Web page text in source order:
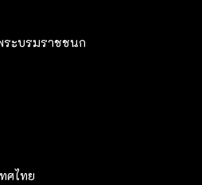
ระบรมราชชนก
ศไทย